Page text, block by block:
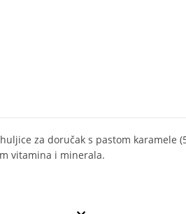
za doručak s pastom karamele
vitamina i minerala.